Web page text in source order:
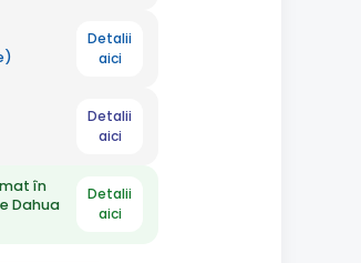
Detalii
aici
Detalii
aici
în
Dahua
Detalii
aici